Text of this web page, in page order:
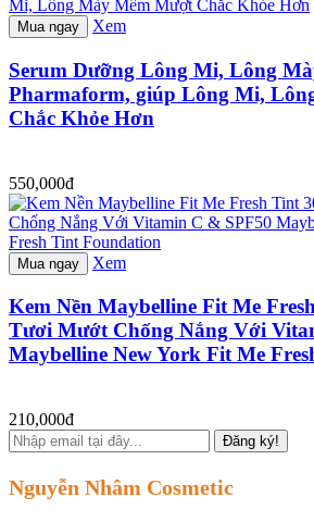
Mua ngay Xem
Serum Dưỡng Lông Mi, Lông
Pharmaform, giúp Lông Mi,
Chắc Khỏe Hơn
550,000đ
Mua ngay Xem
Kem Nền Maybelline Fit Me
Tươi Mướt Chống Nắng Với
Maybelline New York Fit Me
210,000đ
Đăng ký!
Nguyễn Nhâm Cosmetic